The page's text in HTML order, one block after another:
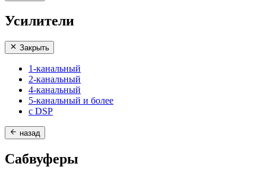
Усилители
Закрыть
1-канальный
2-канальный
4-канальный
5-канальный и более
с DSP
назад
Сабвуферы